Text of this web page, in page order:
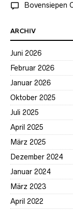
Bovensiepen
ARCHIV
Juni 2026
Februar 2026
Januar 2026
Oktober 2025
Juli 2025
April 2025
März 2025
Dezember 2024
Januar 2024
März 2023
April 2022